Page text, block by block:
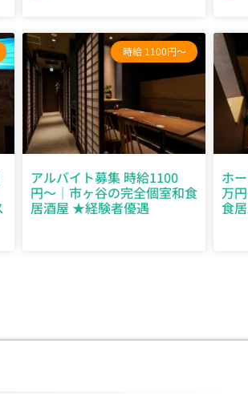
時給 1100円～
アルバイト募集 時給1100
円〜｜市ヶ谷の完全個室和食
居酒屋 ★経験者優遇
ホ
万
食